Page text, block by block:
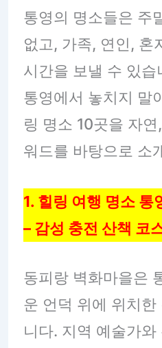
통영의 명소들은 주
없고, 가족, 연인, 혼
시간을 보낼 수 있
통영에서 놓치지 말
링 명소 10곳을 자
워드를 바탕으로 소
1. 힐링 여행 명소 통
– 감성 충전 산책 코
동피랑 벽화마을은
운 언덕 위에 위치한
니다. 지역 예술가와